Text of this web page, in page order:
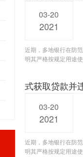
03-20
2021
近期，多地银行在防
明其严格按规定用途
式获取贷款并
03-20
2021
近期，多地银行在防
明其严格按规定用途